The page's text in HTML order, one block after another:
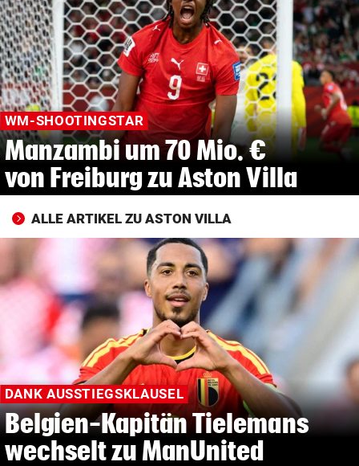
© Krone Multimedia GmbH & Co KG 2026
Muthgasse 2, 1190 Wien
WM-SHOOTINGSTAR
Manzambi um 70 Mio. €
von Freiburg zu Aston Villa
ALLE ARTIKEL ZU ASTON VILLA
DANK AUSSTIEGSKLAUSEL
Belgien-Kapitän Tielemans
wechselt zu ManUnited